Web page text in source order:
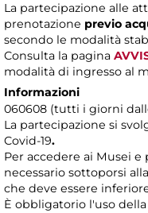
La partecipazione alle
prenotazione previo
secondo le modalità
Consulta la pagina
modalità di ingresso al
Informazioni
060608 (tutti i giorni
La partecipazione si
Covid-19.
Per accedere ai Musei
necessario sottoporsi
che deve essere inferiore
È obbligatorio l'uso